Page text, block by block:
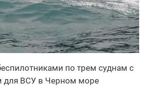
по трем суднам с
для ВСУ в Черном море